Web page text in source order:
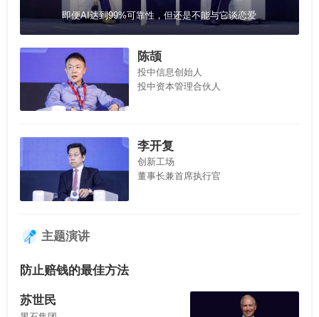
即便AI达到99%可靠性，但还是不能与它谈恋爱
陈颉
投中信息创始人
投中资本管理合伙人
李开复
创新工场
董事长兼首席执行官
主题演讲
防止赔钱的最佳方法
苏世民